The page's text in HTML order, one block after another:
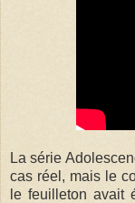
La série
cas réel, mais le
le feuilleton avait